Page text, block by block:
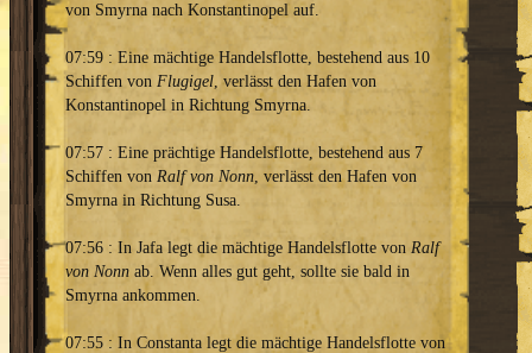
von Smyrna nach Konstantinopel auf.
07:59 : Eine mächtige Handelsflotte, bestehend aus 10
Schiffen von Flugigel, verlässt den Hafen von
Konstantinopel in Richtung Smyrna.
07:57 : Eine prächtige Handelsflotte, bestehend aus 7
Schiffen von Ralf von Nonn, verlässt den Hafen von
Smyrna in Richtung Susa.
07:56 : In Jafa legt die mächtige Handelsflotte von Ralf
von Nonn ab. Wenn alles gut geht, sollte sie bald in
Smyrna ankommen.
07:55 : In Constanta legt die mächtige Handelsflotte von